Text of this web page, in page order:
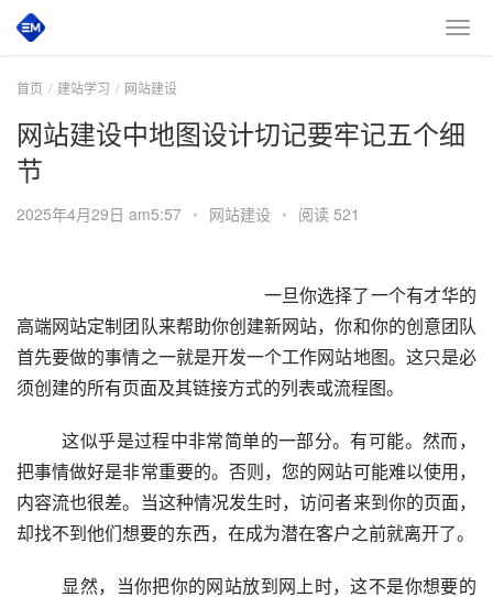
首页 建站学习 网站建设
网站建设中地图设计切记要牢记五个细
节
2025年4月29日 am5:57 • 网站建设 • 阅读 521
高端网站定制团队来帮助你创建新网站，你和你的创意团队
首先要做的事情之一就是开发一个工作网站地图。这只是必
须创建的所有页面及其链接方式的列表或流程图。
把事情做好是非常重要的。否则，您的网站可能难以使用，
内容流也很差。当这种情况发生时，访问者来到你的页面，
却找不到他们想要的东西，在成为潜在客户之前就离开了。